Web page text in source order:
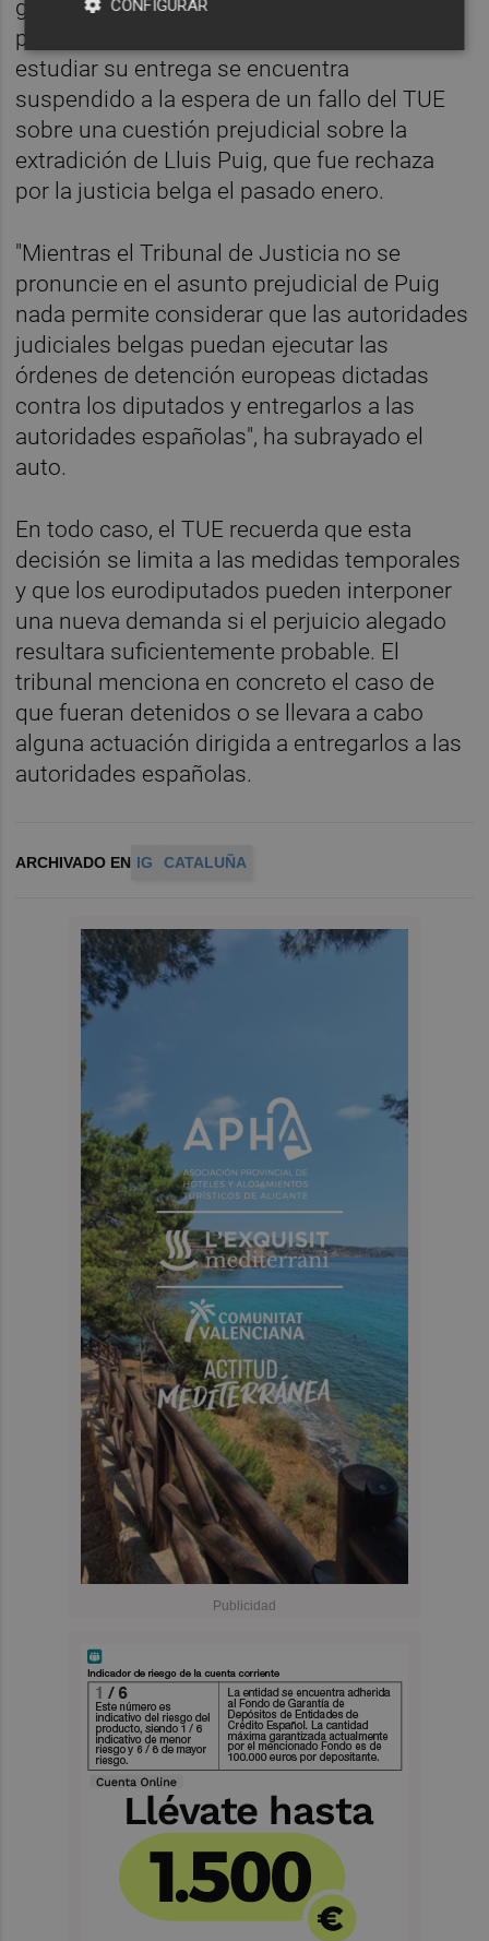
grado de posibilidad suficiente, dado que el
proceso judicial abierto en Bélgica para
estudiar su entrega se encuentra
suspendido a la espera de un fallo del TUE
sobre una cuestión prejudicial sobre la
extradición de Lluis Puig, que fue rechaza
por la justicia belga el pasado enero.
"Mientras el Tribunal de Justicia no se
pronuncie en el asunto prejudicial de Puig
nada permite considerar que las autoridades
judiciales belgas puedan ejecutar las
órdenes de detención europeas dictadas
contra los diputados y entregarlos a las
autoridades españolas", ha subrayado el
auto.
En todo caso, el TUE recuerda que esta
decisión se limita a las medidas temporales
y que los eurodiputados pueden interponer
una nueva demanda si el perjuicio alegado
resultara suficientemente probable. El
tribunal menciona en concreto el caso de
que fueran detenidos o se llevara a cabo
alguna actuación dirigida a entregarlos a las
autoridades españolas.
ARCHIVADO EN IG CATALUÑA
CONFIGURAR